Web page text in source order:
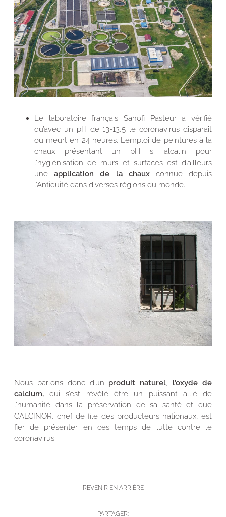
Le laboratoire français Sanofi Pasteur a vérifié
qu’avec un pH de 13-13,5 le coronavirus disparaît
ou meurt en 24 heures. L’emploi de peintures à la
chaux présentant un pH si alcalin pour
l’hygiénisation de murs et surfaces est d’ailleurs
uneapplication de la chauxconnue depuis
l’Antiquité dans diverses régions du monde.
Nous parlons donc d’un produit naturel, l’oxyde de
calcium,qui s’est révélé être un puissant allié de
l’humanité dans la préservation de sa santé et que
CALCINOR, chef de file des producteurs nationaux, est
fier de présenter en ces temps de lutte contre le
coronavirus.
REVENIR EN ARRIÈRE
PARTAGER: